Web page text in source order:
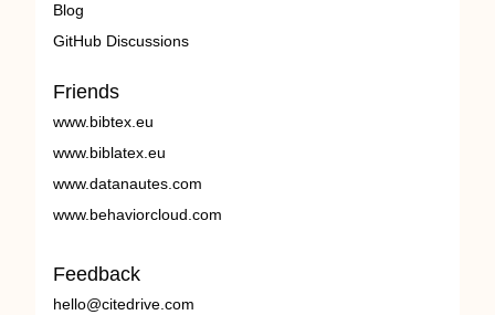
Blog
GitHub Discussions
Friends
www.bibtex.eu
www.biblatex.eu
www.datanautes.com
www.behaviorcloud.com
Feedback
hello@citedrive.com